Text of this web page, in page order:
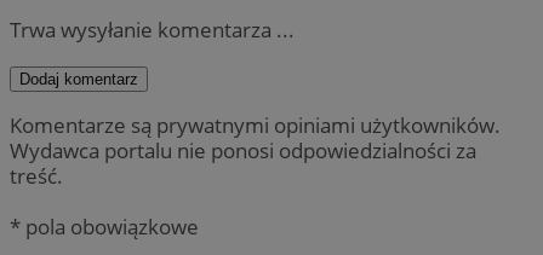
Trwa wysyłanie komentarza ...
Dodaj komentarz
Komentarze są prywatnymi opiniami użytkowników.
Wydawca portalu nie ponosi odpowiedzialności za
treść.
* pola obowiązkowe